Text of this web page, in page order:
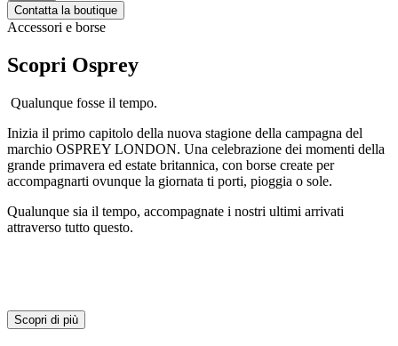
Contatta la boutique
Accessori e borse
Scopri Osprey
Qualunque fosse il tempo.
Inizia il primo capitolo della nuova stagione della campagna del
marchio OSPREY LONDON. Una celebrazione dei momenti della
grande primavera ed estate britannica, con borse create per
accompagnarti ovunque la giornata ti porti, pioggia o sole.
Qualunque sia il tempo, accompagnate i nostri ultimi arrivati
attraverso tutto questo.
Scopri di più